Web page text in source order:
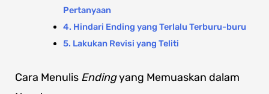
Pertanyaan
4. Hindari Ending yang Terlalu Terburu-buru
5. Lakukan Revisi yang Teliti
Cara Menulis Endingyang Memuaskan dalam